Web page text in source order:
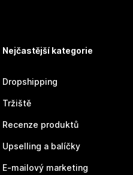
Nejčastější kategorie
Dropshipping
Tržiště
Recenze produktů
Upselling a balíčky
E-mailový marketing